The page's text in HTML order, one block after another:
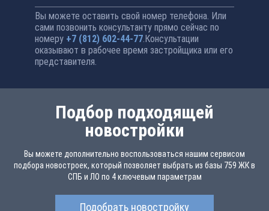
Вы можете оставить свой номер телефона. Или
сами позвонить консультанту прямо сейчас по
номеру +7 (812) 602-44-77.Консультации
оказывают в рабочее время застройщика или его
представителя.
Подбор подходящей
новостройки
Вы можете дополнительно воспользоваться нашим сервисом
подбора новостроек, который позволяет выбрать из базы 759 ЖК в
СПБ и ЛО по 4 ключевым параметрам
Подобрать новостройку